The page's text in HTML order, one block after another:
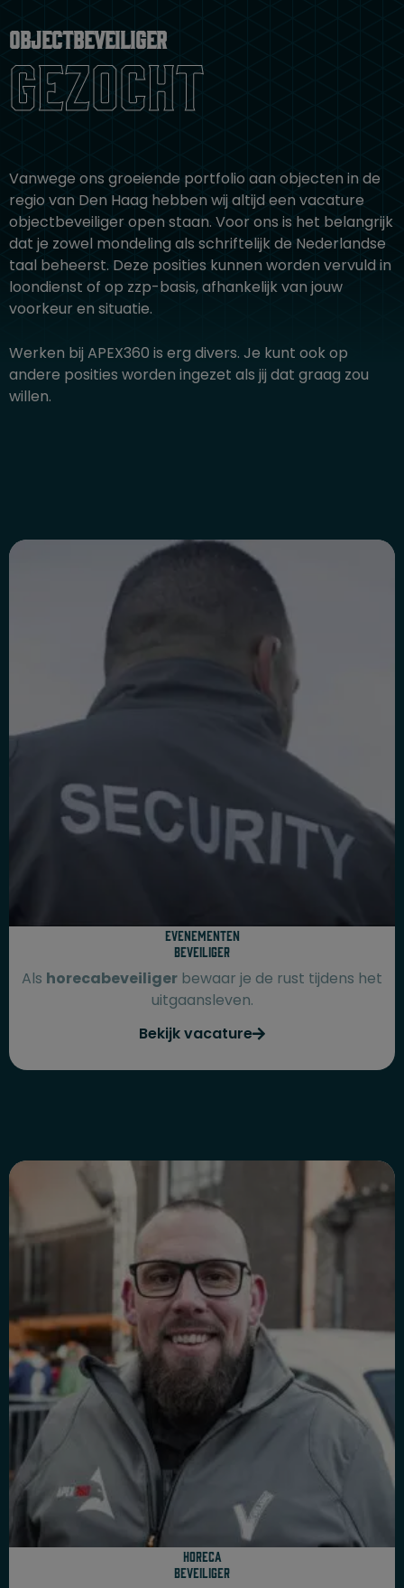
Evenementen
beveiliger
Als horecabeveiliger bewaar je de rust tijdens het
uitgaansleven.
Bekijk vacature
Horeca
beveiliger
Objectbeveiliger
gezocht
Vanwege ons groeiende portfolio aan objecten in de
regio van Den Haag hebben wij altijd een vacature
objectbeveiliger open staan. Voor ons is het belangrijk
dat je zowel mondeling als schriftelijk de Nederlandse
taal beheerst. Deze posities kunnen worden vervuld in
loondienst of op zzp-basis, afhankelijk van jouw
voorkeur en situatie.
Werken bij APEX360 is erg divers. Je kunt ook op
andere posities worden ingezet als jij dat graag zou
willen.